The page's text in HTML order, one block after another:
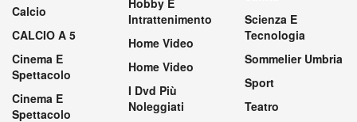
Calcio
CALCIO A 5
Cinema E
Spettacolo
Cinema E
Spettacolo
Intrattenimento
Home Video
Home Video
I Dvd Più
Noleggiati
Scienza E
Tecnologia
Sommelier Umbria
Sport
Teatro